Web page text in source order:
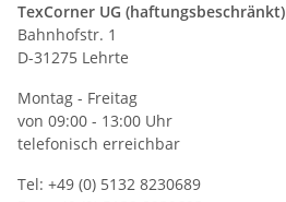
TexCorner UG (haftungsbeschränkt)
Bahnhofstr. 1
D-31275 Lehrte
Montag - Freitag
von 09:00 - 13:00 Uhr
telefonisch erreichbar
Tel: +49 (0) 5132 8230689